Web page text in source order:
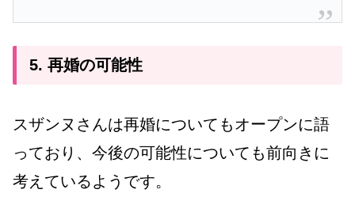
5. 再婚の可能性
スザンヌさんは再婚についてもオープンに語
っており、今後の可能性についても前向きに
考えているようです。